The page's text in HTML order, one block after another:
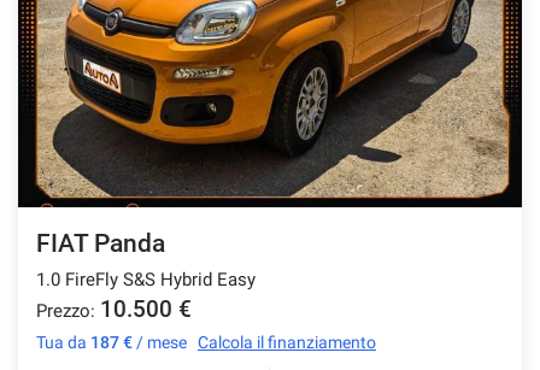
FIAT Panda
1.0 FireFly S&S Hybrid Easy
Prezzo: 10.500 €
Tua da 187 € / mese Calcola il finanziamento